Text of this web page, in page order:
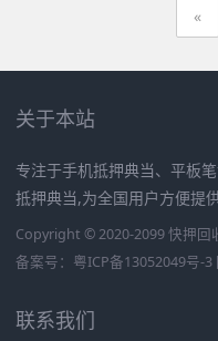
«
关于本站
专注于手机抵押典当、平板
抵押典当,为全国用户方便提
Copyright © 2020-2099 快押回
备案号： 粤ICP备13052049号-3
联系我们